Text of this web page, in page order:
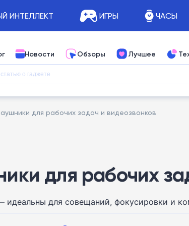
ИНТЕЛЛЕКТ ИГРЫ ЧАСЫ
Новости Обзоры Лучшее
для рабочих задач и видеозвонков
для рабочих
для совещаний, фокусировки и